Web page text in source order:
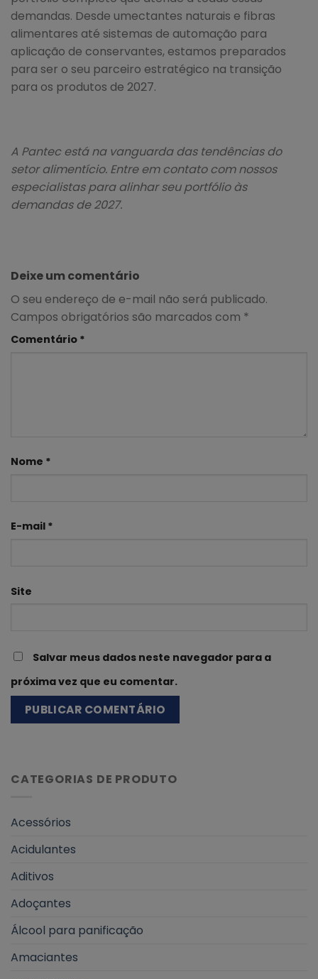
demandas. Desde umectantes naturais e fibras
alimentares até sistemas de automação para
aplicação de conservantes, estamos preparados
para ser o seu parceiro estratégico na transição
para os produtos de 2027.
A Pantec está na vanguarda das tendências do
setor alimentício. Entre em contato com nossos
especialistas para alinhar seu portfólio às
demandas de 2027.
Deixe um comentário
O seu endereço de e-mail não será publicado.
Campos obrigatórios são marcados com *
Comentário *
Nome *
E-mail *
Site
Salvar meus dados neste navegador para a
próxima vez que eu comentar.
CATEGORIAS DE PRODUTO
Acessórios
Acidulantes
Aditivos
Adoçantes
Álcool para panificação
Amaciantes